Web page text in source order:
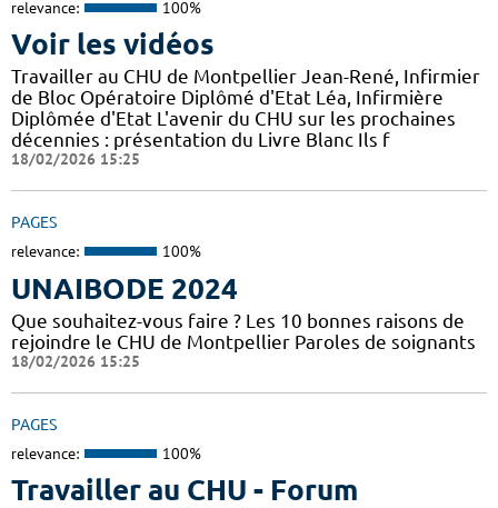
relevance: 100%
Voir les vidéos
Travailler au CHU de Montpellier Jean-René, Infirmier
de Bloc Opératoire Diplômé d'Etat Léa, Infirmière
Diplômée d'Etat L'avenir du CHU sur les prochaines
décennies : présentation du Livre Blanc Ils f
18/02/2026 15:25
PAGES
relevance: 100%
UNAIBODE 2024
Que souhaitez-vous faire ? Les 10 bonnes raisons de
rejoindre le CHU de Montpellier Paroles de soignants
18/02/2026 15:25
PAGES
relevance: 100%
Travailler au CHU - Forum